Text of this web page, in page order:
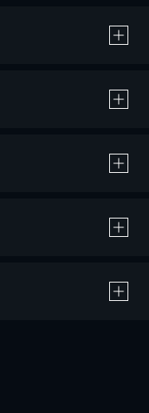
よる作品の購入 / レンタルです。
は、20％のポイント還元です。